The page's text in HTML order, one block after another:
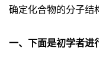
确定化合物的分子结
一、下面是初学者进